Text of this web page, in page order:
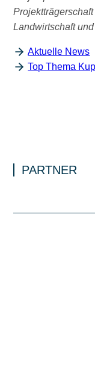
Landwirtschaft
Aktuelle News
Top Thema
PARTNER